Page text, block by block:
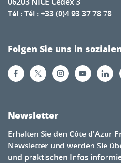
06203 NICE Cedex 3
Tél : Tél : +33 (0)4 93 37 78 78
Folgen Sie uns in
Newsletter
Erhalten Sie den Côte d'Azur
Newsletter und werden Sie
und praktischen Infos